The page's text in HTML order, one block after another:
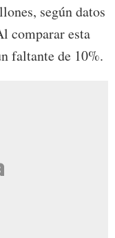
según datos
comparar esta
faltante de 10%.